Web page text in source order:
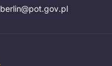
berlin@pot.gov.pl